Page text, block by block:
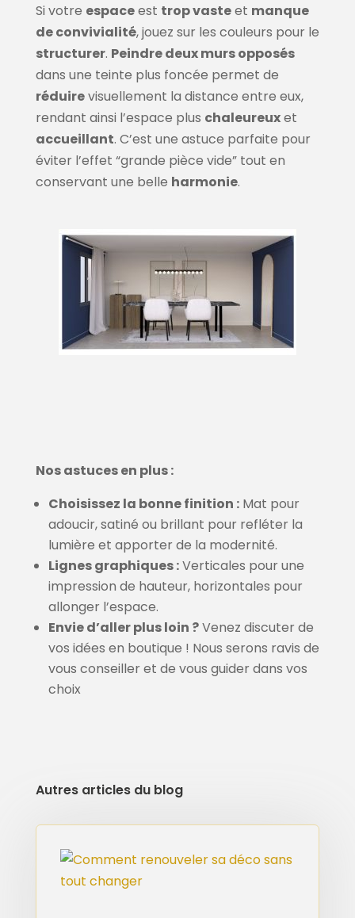
Si votre espaceest trop vasteet manque
de convivialité, jouez sur les couleurs pour le
structurer. Peindre deux murs opposés
dans une teinte plus foncée permet de
réduirevisuellement la distance entre eux,
rendant ainsi l’espace plus chaleureuxet
accueillant. C’est une astuce parfaite pour
éviter l’effet “grande pièce vide” tout en
conservant une belle harmonie.
Nos astuces en plus :
Choisissez la bonne finition :Mat pour
adoucir, satiné ou brillant pour refléter la
lumière et apporter de la modernité.
Lignes graphiques :Verticales pour une
impression de hauteur, horizontales pour
allonger l’espace.
Envie d’aller plus loin ?Venez discuter de
vos idées en boutique ! Nous serons ravis de
vous conseiller et de vous guider dans vos
choix
Autres articles du blog